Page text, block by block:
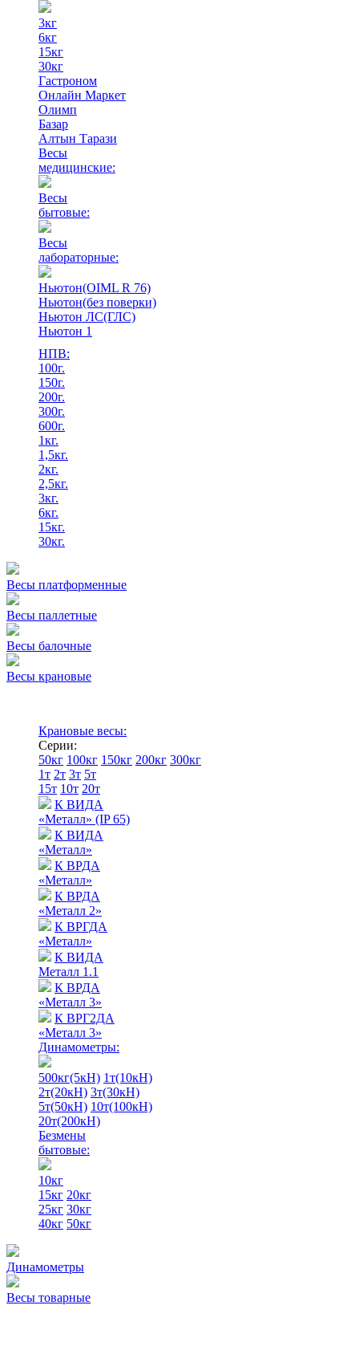
3кг
6кг
15кг
30кг
Гастроном
Онлайн Маркет
Олимп
Базар
Алтын Тарази
Весы
медицинские:
Весы
бытовые:
Весы
лабораторные:
Ньютон(OIML R 76)
Ньютон(без поверки)
Ньютон ЛС(ГЛС)
Ньютон 1
НПВ:
100г.
150г.
200г.
300г.
600г.
1кг.
1,5кг.
2кг.
2,5кг.
3кг.
6кг.
15кг.
30кг.
Весы платформенные
Весы паллетные
Весы балочные
Весы крановые
Крановые весы:
Серии:
50кг 100кг 150кг 200кг 300кг
1т 2т 3т 5т
15т 10т 20т
К ВИДА
«Металл» (IP 65)
К ВИДА
«Металл»
К ВРДА
«Металл»
К ВРДА
«Металл 2»
К ВРГДА
«Металл»
К ВИДА
Металл 1.1
К ВРДА
«Металл 3»
К ВРГ2ДА
«Металл 3»
Динамометры:
500кг(5кН) 1т(10кН)
2т(20кН) 3т(30кН)
5т(50кН) 10т(100кН)
20т(200кН)
Безмены
бытовые:
10кг
15кг 20кг
25кг 30кг
40кг 50кг
Динамометры
Весы товарные